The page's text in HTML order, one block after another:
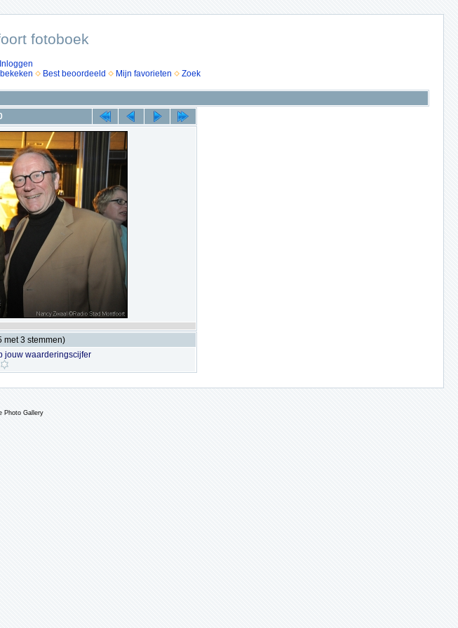
fotoboek
Inloggen
Best beoordeeld Mijn favorieten Zoek
met 3 stemmen)
jouw waarderingscijfer
Photo Gallery